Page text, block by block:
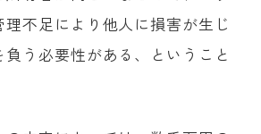
不足により他人に損害が生じ
う必要性がある、ということ